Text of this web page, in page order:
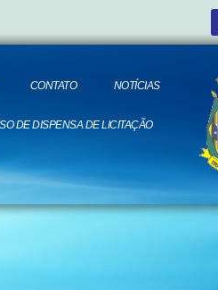
CONTATO NOTÍCIAS
DE DISPENSA DE LICITAÇÃO